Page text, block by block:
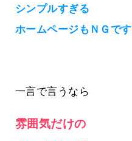
シンプルすぎる
ホームページもＮＧです
一言で言うなら
雰囲気だけの